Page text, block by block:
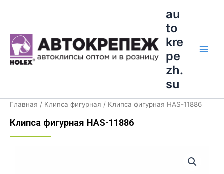
au
to
kre
pe
zh.
su
Главная / Клипса фигурная / Клипса фигурная HAS-11886
Клипса фигурная HAS-11886